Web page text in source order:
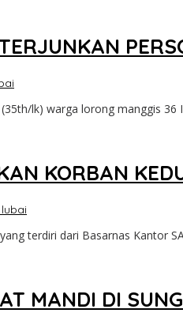
lk) warga lorong manggis 36
KORBAN
terdiri dari Basarnas Kantor
MANDI DI